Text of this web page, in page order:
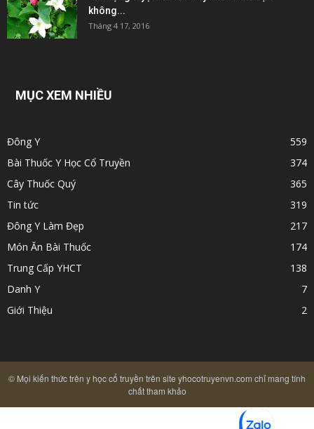
không...
Tháng 4 17, 2016
MỤC XEM NHIỀU
Đông Y
559
Bài Thuốc Y Học Cổ Truyền
374
Cây Thuốc Quý
365
Tin tức
319
Đông Y Làm Đẹp
217
Món Ăn Bài Thuốc
174
Trung Cấp YHCT
138
Danh Y
7
Giới Thiệu
2
© Mọi kiến thức trên y học cổ truyền trên site yhocotruyenvn.com chỉ mang tính
chất tham khảo